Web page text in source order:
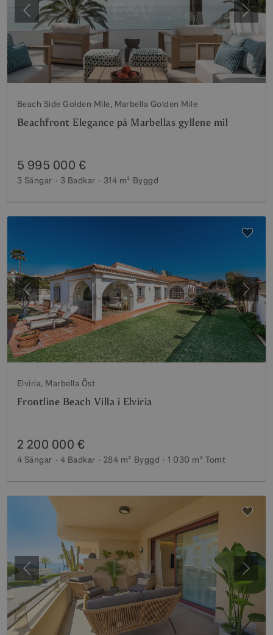
Föregående Nästa
Beach Side Golden Mile, Marbella Golden Mile
Beachfront Elegance på Marbellas gyllene mil
5 995 000 €
3 Sängar 3 Badkar 314 m² Byggd
Föregående Nästa
Elviria, Marbella Öst
Frontline Beach Villa i Elviria
2 200 000 €
4 Sängar 4 Badkar 284 m² Byggd 1 030 m² Tomt
Föregående Nästa